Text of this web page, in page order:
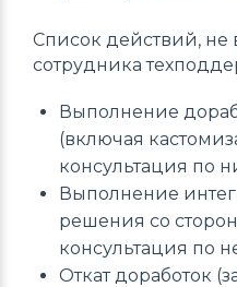
Список действий, не
сотрудника
Выполнение
(включая
консультация по
Выполнение
решения со
консультация по
Откат доработок